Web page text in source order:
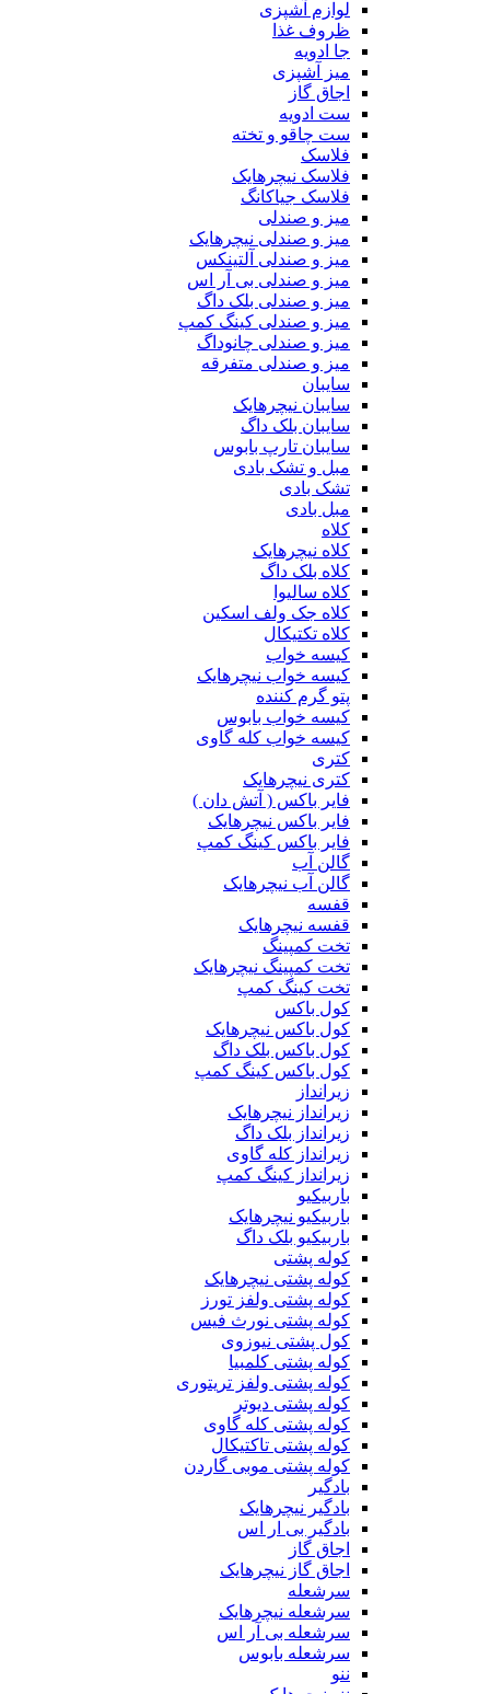
لوازم آشپزی
ظروف غذا
جا ادویه
میز آشپزی
اجاق گاز
ست ادویه
ست چاقو و تخته
فلاسک
فلاسک نیچرهایک
فلاسک جیاکانگ
میز و صندلی
میز و صندلی نیچرهایک
میز و صندلی آلتینکس
میز و صندلی بی آر اس
میز و صندلی بلک داگ
میز و صندلی کینگ کمپ
میز و صندلی چانوداگ
میز و صندلی متفرقه
سایبان
سایبان نیچرهایک
سایبان بلک داگ
سایبان تارپ بابوس
مبل و تشک بادی
تشک بادی
مبل بادی
کلاه
کلاه نیچرهایک
کلاه بلک داگ
کلاه سالیوا
کلاه جک‌ ولف‌ اسکین
کلاه تکتیکال
کیسه خواب
کیسه خواب نیچرهایک
پتو گرم کننده
کیسه خواب بابوس
کیسه خواب کله گاوی
کتری
کتری نیچرهایک
فایر باکس ( آتش دان )
فایر باکس نیچرهایک
فایر باکس کینگ کمپ
گالن آب
گالن آب نیچرهایک
قفسه
قفسه نیچرهایک
تخت کمپینگ
تخت کمپینگ نیچرهایک
تخت کینگ کمپ
کول باکس
کول باکس نیچرهایک
کول باکس بلک داگ
کول باکس کینگ کمپ
زیرانداز
زیرانداز نیچرهایک
زیرانداز بلک داگ
زیرانداز کله گاوی
زیرانداز کینگ کمپ
باربیکیو
باربیکیو نیچرهایک
باربیکیو بلک داگ
کوله پشتی
کوله پشتی نیچرهایک
کوله پشتی ولفز تورز
کوله پشتی نورث فیس
کول پشتی نیوزوی
کوله پشتی کلمبیا
کوله پشتی ولفز تریتوری
کوله پشتی دیوتر
کوله پشتی کله گاوی
کوله پشتی تاکتیکال
کوله پشتی موبی گاردن
بادگیر
بادگیر نیچرهایک
بادگیر بی ار اس
اجاق گاز
اجاق گاز نیچرهایک
سرشعله
سرشعله نیچرهایک
سرشعله بی آر اس
سرشعله بابوس
ننو